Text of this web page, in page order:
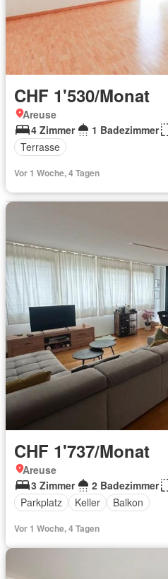
CHF 1'530/Monat
Areuse
4 Zimmer
1 Badezimmer
Terrasse
Vor 1 Woche, 4 Tagen
CHF 1'737/Monat
Areuse
3 Zimmer
2 Badezimmer
Parkplatz
Keller Balkon
Vor 1 Woche, 4 Tagen